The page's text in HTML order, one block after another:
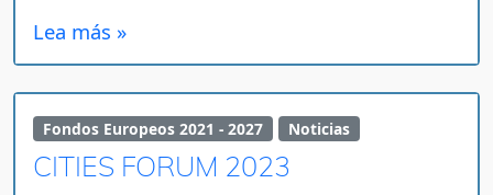
Lea más »
Fondos Europeos 2021 - 2027 Noticias
CITIES FORUM 2023